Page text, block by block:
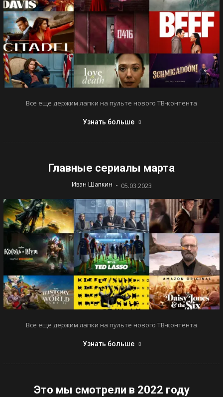
Все еще держим лапки на пульте нового ТВ-контента
Узнать больше
Главные сериалы марта
Иван Шапкин - 05.03.2023
Все еще держим лапки на пульте нового ТВ-контента
Узнать больше
Это мы смотрели в 2022 году